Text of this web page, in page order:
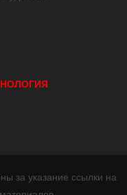
за указание ссылки на